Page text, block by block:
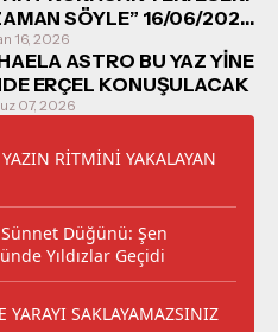
SÖYLE” 16/06/2026
DİNLEYİCİYLE
16, 2026
ASTRO BU YAZ YİNE
ERÇEL KONUŞULACAK
07, 2026
RİTMİNİ YAKALAYAN
Düğünü: Şen
Yıldızlar Geçidi
YARAYI SAKLAYAMAZSINIZ